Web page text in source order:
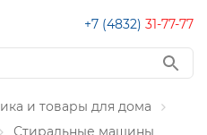
+7 (4832) 31-77-77
и товары для дома
Стиральные машины